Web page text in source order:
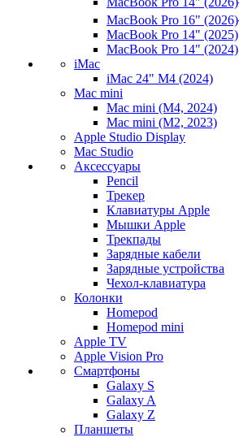
MacBook Pro 16" (2026)
MacBook Pro 14" (2025)
MacBook Pro 14" (2024)
iMac
iMac 24" M4 (2024)
Mac mini
Mac mini (M4, 2024)
Mac mini (M2, 2023)
Apple Studio Display
Mac Studio
Аксессуары
Pencil
Трекер
Клавиатуры Apple
Мышки Apple
Трекпады
Зарядные кабели
Зарядные устройства
Чехол-клавиатура
Колонки
Homepod
Homepod mini
Apple TV
Apple Vision Pro
Смартфоны
Galaxy S
Galaxy A
Galaxy Z
Планшеты